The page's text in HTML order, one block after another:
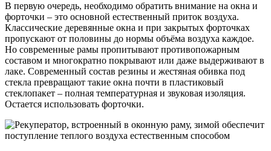
В первую очередь, необходимо обратить внимание на окна и
форточки – это основной естественный приток воздуха.
Классические деревянные окна и при закрытых форточках
пропускают от половины до нормы объёма воздуха каждое.
Но современные рамы пропитывают противопожарным
составом и многократно покрывают или даже выдерживают в
лаке. Современный состав резины и жестяная обивка под
стекла превращают такие окна почти в пластиковый
стеклопакет – полная температурная и звуковая изоляция.
Остается использовать форточки.